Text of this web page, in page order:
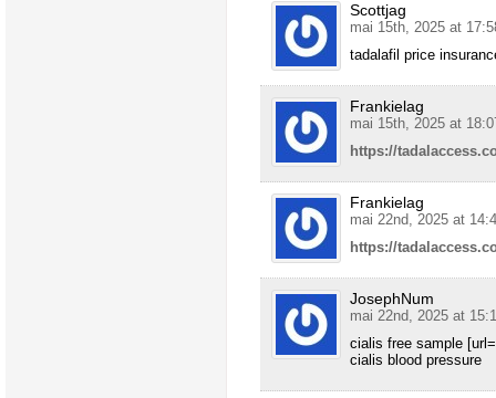
Scottjag
mai 15th, 2025 at
tadalafil price
Frankielag
mai 15th, 2025 at
https://
Frankielag
mai 22nd, 2025 at
https://
JosephNum
mai 22nd, 2025 at
cialis free sample
cialis blood pressure